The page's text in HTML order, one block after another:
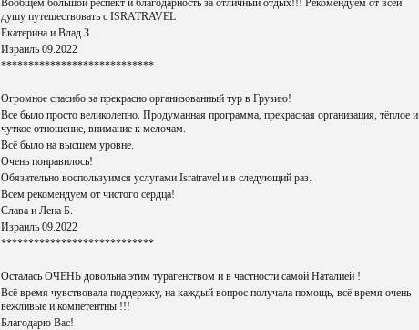
Вообщем большой респект и благодарность за отличный отдых!!! Рекомендуем от всей
душу путешествовать с ISRATRAVEL
Екатерина и Влад З.
Израиль 09.2022
****************************
Огромное спасибо за прекрасно организованный тур в Грузию!
Все было просто великолепно. Продуманная программа, прекрасная организация, тёплое и
чуткое отношение, внимание к мелочам.
Всё было на высшем уровне.
Очень понравилось!
Обязательно воспользуимся услугами Isratravel и в следующий раз.
Всем рекомендуем от чистого сердца!
Слава и Лена Б.
Израиль 09.2022
****************************
Осталась ОЧЕНЬ довольна этим турагенством и в частности самой Наталией !
Всё время чувствовала поддержку, на каждый вопрос получала помощь, всё время очень
вежливые и компетентны !!!
Благодарю Вас!